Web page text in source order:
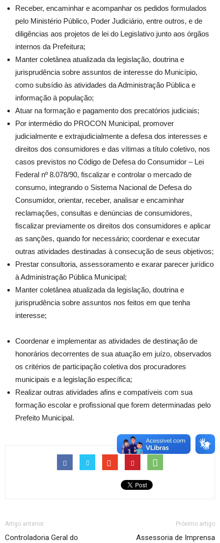
Receber, encaminhar e acompanhar os pedidos formulados
pelo Ministério Público, Poder Judiciário, entre outros, e de
diligências aos projetos de lei do Legislativo junto aos órgãos
internos da Prefeitura;
Manter coletânea atualizada da legislação, doutrina e
jurisprudência sobre assuntos de interesse do Município,
como subsídio às atividades da Administração Pública e
informação à população;
Atuar na formação e pagamento dos precatórios judiciais;
Por intermédio do PROCON Municipal, promover
judicialmente e extrajudicialmente a defesa dos interesses e
direitos dos consumidores e das vítimas a título coletivo, nos
casos previstos no Código de Defesa do Consumidor – Lei
Federal nº 8.078/90, fiscalizar e controlar o mercado de
consumo, integrando o Sistema Nacional de Defesa do
Consumidor, orientar, receber, analisar e encaminhar
reclamações, consultas e denúncias de consumidores,
fiscalizar previamente os direitos dos consumidores e aplicar
as sanções, quando for necessário; coordenar e executar
outras atividades destinadas à consecução de seus objetivos;
Prestar consultoria, assessoramento e exarar parecer jurídico
à Administração Pública Municipal;
Manter coletânea atualizada da legislação, doutrina e
jurisprudência sobre assuntos nos feitos em que tenha
interesse;
Coordenar e implementar as atividades de destinação de
honorários decorrentes de sua atuação em juízo, observados
os critérios de participação coletiva dos procuradores
municipais e a legislação específica;
Realizar outras atividades afins e compatíveis com sua
formação escolar e profissional que forem determinadas pelo
Prefeito Municipal.
Artigo anterior
Controladoria Geral do
Próximo artigo
Assessoria de Imprensa